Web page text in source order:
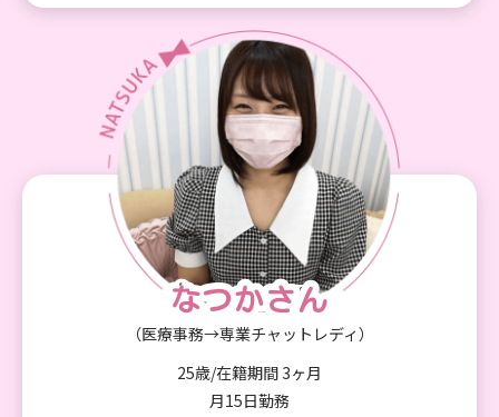
なと感じています。チャットの事だけでなくそう
いったところでもアドバイスを頂けるので人とし
て成長できる場でもあると思います！
女の子同士も会えば挨拶をしたり事務所全体の雰
囲気もアットホームで安心して過ごせると思いま
す。
チャットでは色んなユーザーさんと出会えて楽し
く過ごせています。
その中でも応援してくれる方がいるので頑張ろう
と思えるしそういった方に少しでも喜んでもらえ
たら嬉しいなと思っています。 今後の目標はもっ
来の夢があるので貯金をする事です。
入った当初に希望していた2倍近くは稼げている
のでそういった面もチャットレディをしているか
なつかさん
なつかさん
（医療事務→専業チャットレディ）
25歳/在籍期間 3ヶ月
月15日勤務